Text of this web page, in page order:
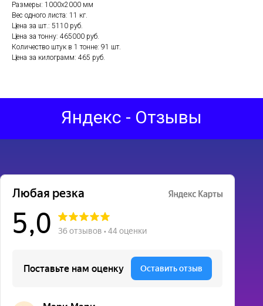
Размеры: 1000х2000 мм
Вес одного листа: 11 кг.
Цена за шт.: 5110 руб.
Цена за тонну: 465000 руб.
Количество штук в 1 тонне: 91 шт.
Цена за килограмм: 465 руб.
Яндекс - Отзывы